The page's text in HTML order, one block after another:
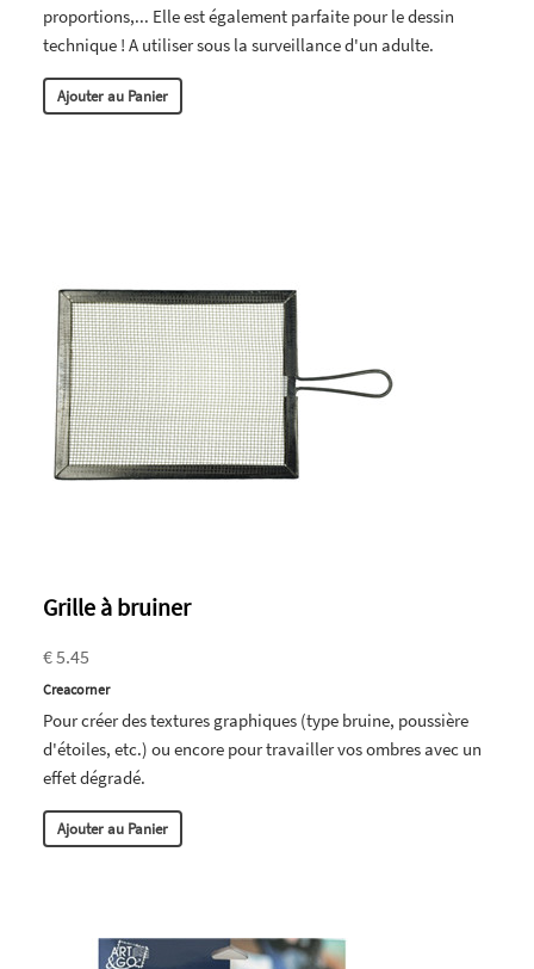
proportions,... Elle est également parfaite pour le dessin
technique ! A utiliser sous la surveillance d'un adulte.
Ajouter au Panier
Grille à bruiner
€ 5.45
Creacorner
Pour créer des textures graphiques (type bruine, poussière
d'étoiles, etc.) ou encore pour travailler vos ombres avec un
effet dégradé.
Ajouter au Panier